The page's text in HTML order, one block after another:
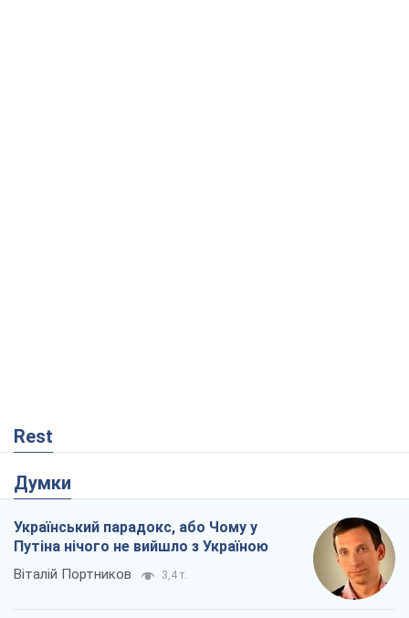
Rest
Думки
Український парадокс, або Чому у
Путіна нічого не вийшло з Україною
Віталій Портников 3,4 т.